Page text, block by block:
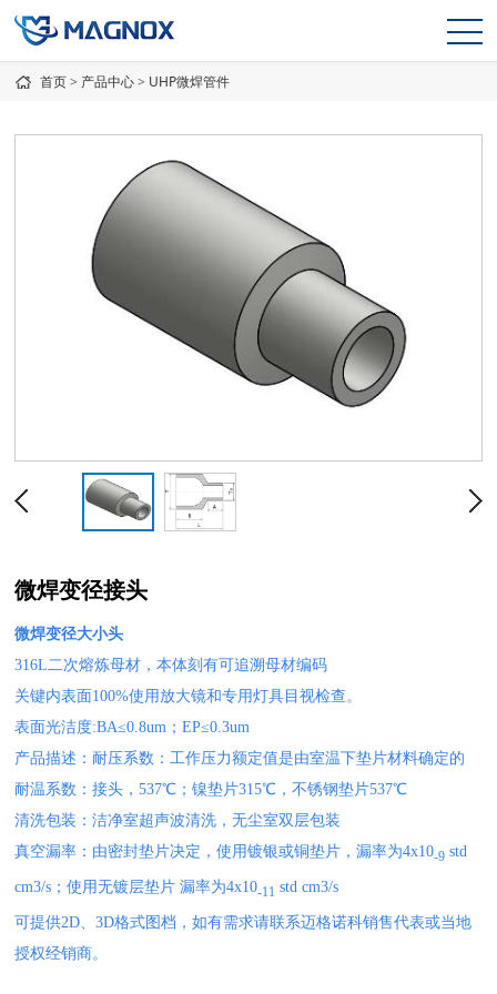
首页> 产品中心> UHP微焊管件
微焊变径接头
微焊变径大小头
316L二次熔炼母材，本体刻有可追溯母材编码
关键内表面100%使用放大镜和专用灯具目视检查。
表面光洁度:BA≤0.8um；EP≤0.3um
产品描述：耐压系数：工作压力额定值是由室温下垫片材料确定的
耐温系数：接头，537℃；镍垫片315℃，不锈钢垫片537℃
清洗包装：洁净室超声波清洗，无尘室双层包装
真空漏率：由密封垫片决定，使用镀银或铜垫片，漏率为4x10-9 std
cm3/s；使用无镀层垫片 漏率为4x10-11 std cm3/s
可提供2D、3D格式图档，如有需求请联系迈格诺科销售代表或当地
授权经销商。